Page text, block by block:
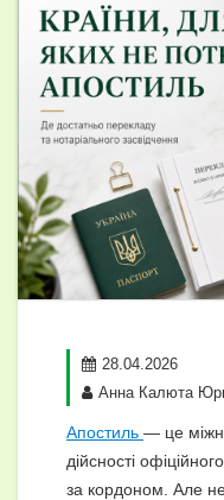
28.04.2026
Анна Калюта
Апостиль — це
дійсності
за кордоном. Але не